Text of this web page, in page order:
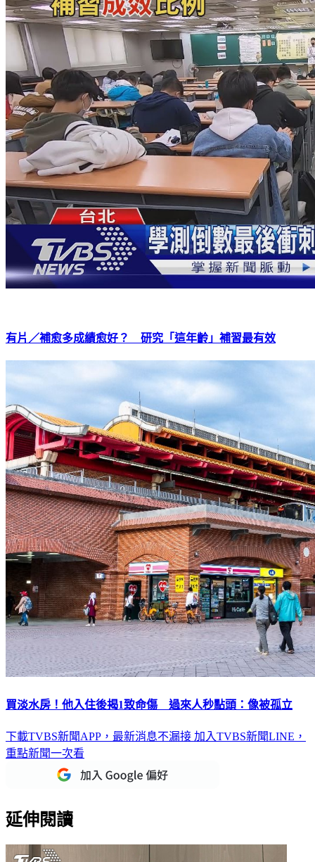
有片／補愈多成績愈好？ 研究「這年齡」補習最有效
買淡水房！他入住後揭1致命傷 過來人秒點頭：像被孤立
下載TVBS新聞APP，最新消息不漏接 加入TVBS新聞LINE，
重點新聞一次看
延伸閱讀